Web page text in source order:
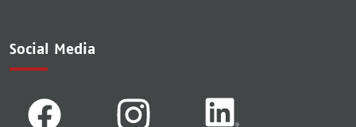
Social Media